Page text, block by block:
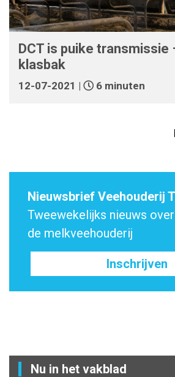
DCT is puike transmissie
klasbak
12-07-2021 | 6 minuten
Nieuwsbrief Veehouderij
Tweewekelijks nieuws
de melkveehouderij
Inschrijven
Nu in het vakblad